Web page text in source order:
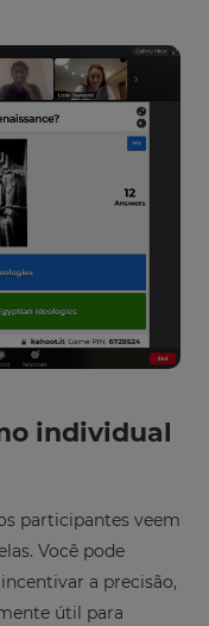
individual
participantes veem
Você pode
a precisão,
útil para